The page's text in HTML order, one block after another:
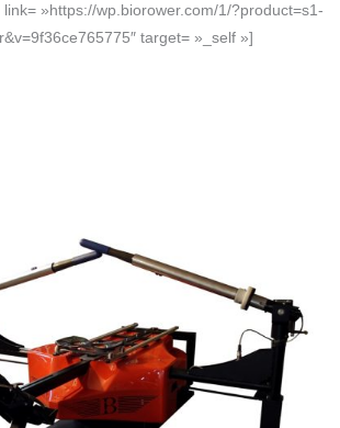
»https://wp.biorower.com/1/?product=s1-
target= »_self »]